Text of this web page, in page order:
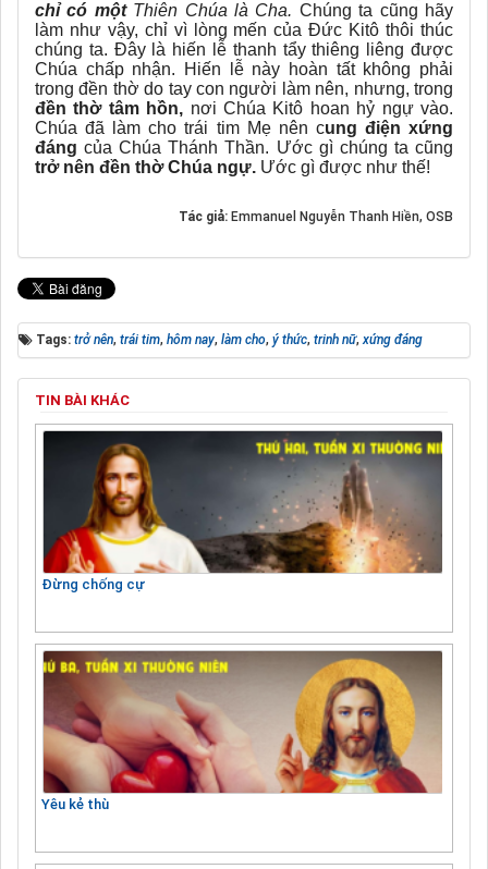
chỉ có mộtThiên Chúa là Cha. Chúng ta cũng hãy
làm như vậy, chỉ vì lòng mến của Đức Kitô thôi thúc
chúng ta. Đây là hiến lễ thanh tẩy thiêng liêng được
Chúa chấp nhận. Hiến lễ này hoàn tất không phải
trong đền thờ do tay con người làm nên, nhưng, trong
đền thờ tâm hồn, nơi Chúa Kitô hoan hỷ ngự vào.
Chúa đã làm cho trái tim Mẹ nên cung điện xứng
đángcủa Chúa Thánh Thần. Ước gì chúng ta cũng
trở nên đền thờ Chúa ngự. Ước gì được như thế!
Tác giả: Emmanuel Nguyễn Thanh Hiền, OSB
Tags: trở nên, trái tim, hôm nay, làm cho, ý thức, trinh nữ, xứng đáng
TIN BÀI KHÁC
Đừng chống cự
Yêu kẻ thù